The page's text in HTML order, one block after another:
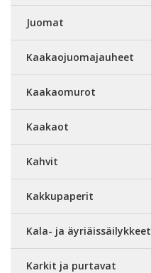
Juomat
Kaakaojuomajauheet
Kaakaomurot
Kaakaot
Kahvit
Kakkupaperit
Kala- ja äyriäissäilykkeet
Karkit ja purtavat